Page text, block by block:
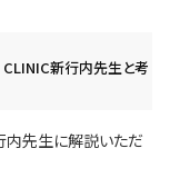
CLINIC新行内先生と考
内先生に解説いただ